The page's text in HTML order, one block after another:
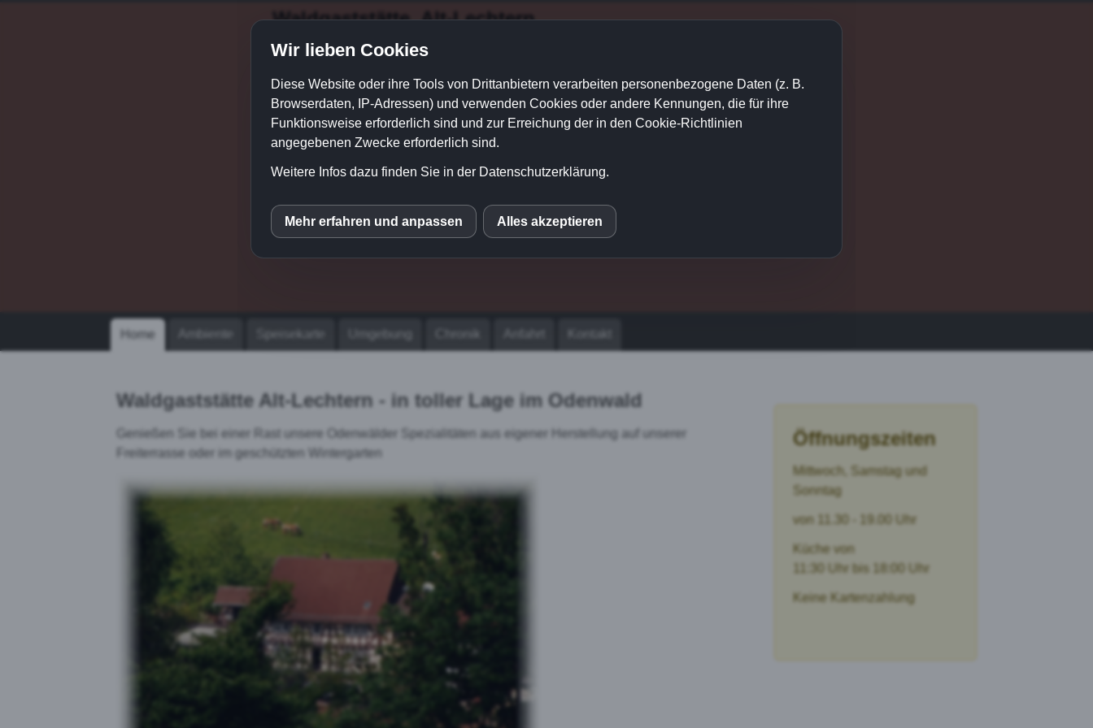
WaldgaststätteAlt-Lechtern
keine Kartenzahlung
geöffnet von 11:30 bis 19:00Uhr
Mittwoch + Samstag + Sonntag
Home Speisekarte Umgebung
Waldgaststätte Alt-Lechtern - in toller Lage im Odenwald
Genießen Sie bei einer Rast unsere Odenwälder Spezialitäten aus eigener Herstellung auf unserer
Freiterrasse oder im geschützten Wintergarten
Öffnungszeiten
Mittwoch, Samstag und
Sonntag
von 11.30 - 19.00 Uhr
Küche von
11:30 Uhr bis 18:00 Uhr
Keine Kartenzahlung
Wir lieben Cookies
Diese Website oder ihre Tools von Drittanbietern verarbeiten personenbezogene Daten (z. B.
Browserdaten, IP-Adressen) und verwenden Cookies oder andere Kennungen, die für ihre
Funktionsweise erforderlich sind und zur Erreichung der in den Cookie-Richtlinien
angegebenen Zwecke erforderlich sind.
Weitere Infos dazu finden Sie in der Datenschutzerklärung.
inCMS
Mehr erfahren und anpassen Alles akzeptieren